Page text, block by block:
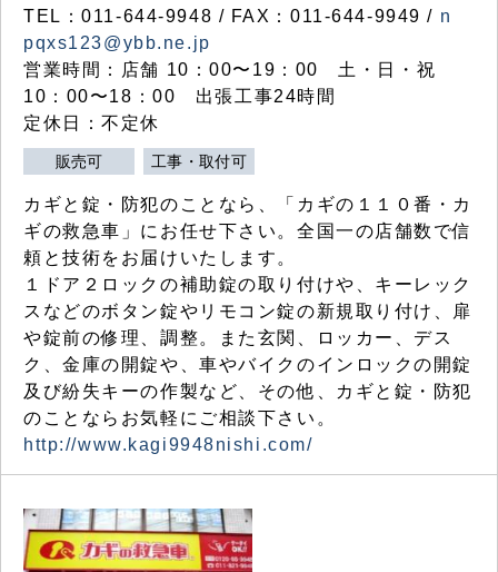
TEL：011-644-9948 / FAX：011-644-9949 / n
pqxs123@ybb.ne.jp
営業時間：店舗 10：00〜19：00 土・日・祝
10：00〜18：00 出張工事24時間
定休日：不定休
販売可 工事・取付可
カギと錠・防犯のことなら、「カギの１１０番・カ
ギの救急車」にお任せ下さい。全国一の店舗数で信
頼と技術をお届けいたします。
１ドア２ロックの補助錠の取り付けや、キーレック
スなどのボタン錠やリモコン錠の新規取り付け、扉
や錠前の修理、調整。また玄関、ロッカー、デス
ク、金庫の開錠や、車やバイクのインロックの開錠
及び紛失キーの作製など、その他、カギと錠・防犯
のことならお気軽にご相談下さい。
http://www.kagi9948nishi.com/